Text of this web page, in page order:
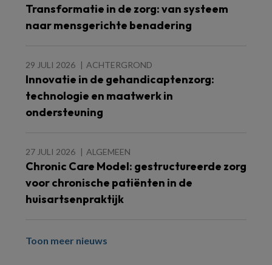
Transformatie in de zorg: van systeem
naar mensgerichte benadering
29 JULI 2026 ACHTERGROND
Innovatie in de gehandicaptenzorg:
technologie en maatwerk in
ondersteuning
27 JULI 2026 ALGEMEEN
Chronic Care Model: gestructureerde zorg
voor chronische patiënten in de
huisartsenpraktijk
Toon meer nieuws